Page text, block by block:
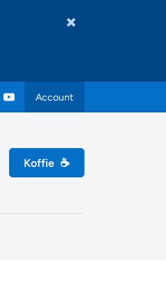
Account
Koffie ☕